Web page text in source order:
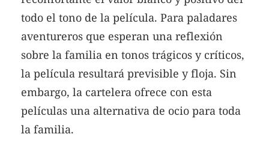
todo el tono de la película. Para paladares
aventureros que esperan una reflexión
sobre la familia en tonos trágicos y críticos,
la película resultará previsible y floja. Sin
embargo, la cartelera ofrece con esta
películas una alternativa de ocio para toda
la familia.